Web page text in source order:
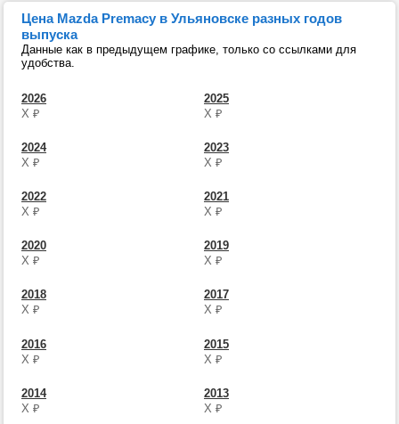
Цена Mazda Premacy в Ульяновске разных годов
выпуска
Данные как в предыдущем графике, только со ссылками для
удобства.
2026
Х ₽
2025
Х ₽
2024
Х ₽
2023
Х ₽
2022
Х ₽
2021
Х ₽
2020
Х ₽
2019
Х ₽
2018
Х ₽
2017
Х ₽
2016
Х ₽
2015
Х ₽
2014
Х ₽
2013
Х ₽